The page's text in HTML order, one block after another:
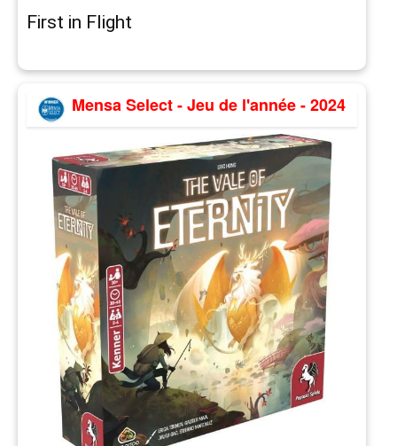
First in Flight
Mensa Select - Jeu de l'année - 2024